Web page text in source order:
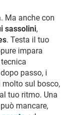
Ma anche con
sassolini,
. Testa il tuo
impara
passo, i
molto sul bosco,
tuo ritmo. Una
mancare,